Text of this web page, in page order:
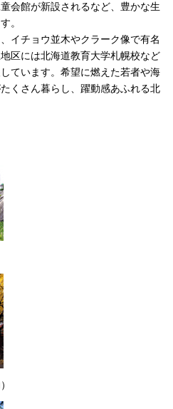
会館が新設されるなど、豊かな生
。
イチョウ並木やクラーク像で有名
区には北海道教育大学札幌校など
ています。希望に燃えた若者や海
くさん暮らし、躍動感あふれる北